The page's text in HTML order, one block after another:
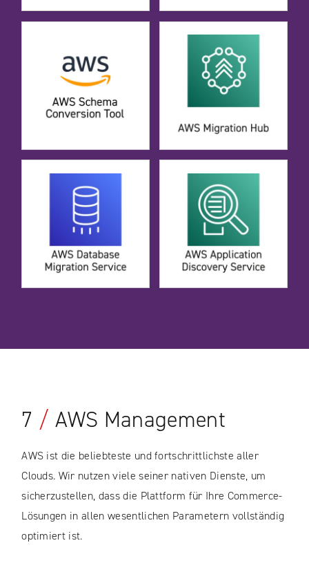
7 / AWS Management
AWS ist die beliebteste und fortschrittlichste aller
Clouds. Wir nutzen viele seiner nativen Dienste, um
sicherzustellen, dass die Plattform für Ihre Commerce-
Lösungen in allen wesentlichen Parametern vollständig
optimiert ist.